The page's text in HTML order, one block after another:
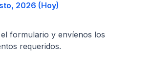
2026 (Hoy)
el formulario y envíenos los
requeridos.